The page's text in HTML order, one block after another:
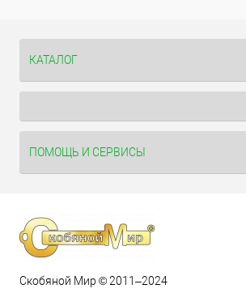
КАТАЛОГ
ПОМОЩЬ И СЕРВИСЫ
Скобяной Мир © 2011–2024